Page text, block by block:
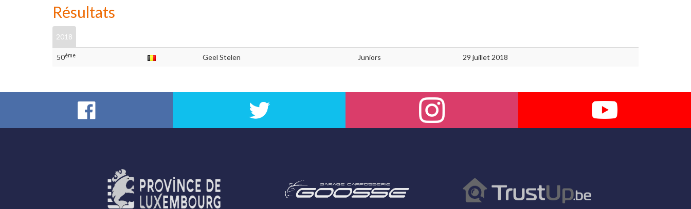
Résultats
2018
50ème Geel Stelen Juniors 29 juillet 2018